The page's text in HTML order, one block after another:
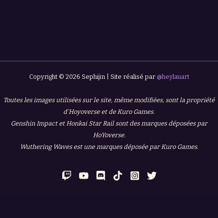
Copyright © 2026 Sephijin | Site réalisé par @heylauart
Toutes les images utilisées sur le site, même modifiées, sont la propriété
d'Hoyoverse et de Kuro Games.
Genshin Impact et Honkai Star Rail sont des marques déposées par
HoYoverse.
Wuthering Waves est une marques déposée par Kuro Games.